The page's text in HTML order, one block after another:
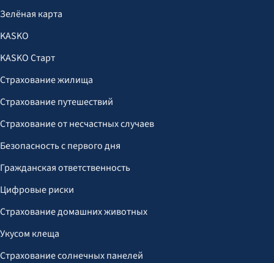
Зелёная карта
KASKO
KASKO Старт
Страхование жилища
Страхование путешествий
Страхование от несчастных случаев
Безопасность с первого дня
Гражданская ответственность
Цифровые риски
Страхование домашних животных
Укусом клеща
Страхование солнечных панелей